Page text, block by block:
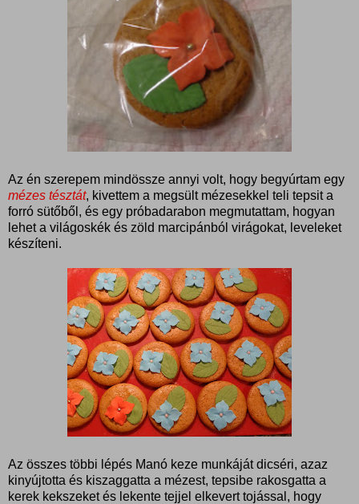
Az én szerepem mindössze annyi volt, hogy begyúrtam egy
mézes tésztát, kivettem a megsült mézesekkel teli tepsit a
forró sütőből, és egy próbadarabon megmutattam, hogyan
lehet a világoskék és zöld marcipánból virágokat, leveleket
készíteni.
Az összes többi lépés Manó keze munkáját dicséri, azaz
kinyújtotta és kiszaggatta a mézest, tepsibe rakosgatta a
kerek kekszeket és lekente tejjel elkevert tojással, hogy